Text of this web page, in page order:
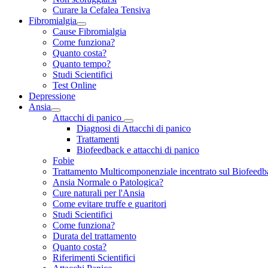
Curare la Cefalea Tensiva
Fibromialgia
Cause Fibromialgia
Come funziona?
Quanto costa?
Quanto tempo?
Studi Scientifici
Test Online
Depressione
Ansia
Attacchi di panico
Diagnosi di Attacchi di panico
Trattamenti
Biofeedback e attacchi di panico
Fobie
Trattamento Multicomponenziale incentrato sul
Ansia Normale o Patologica?
Cure naturali per l'Ansia
Come evitare truffe e guaritori
Studi Scientifici
Come funziona?
Durata del trattamento
Quanto costa?
Riferimenti Scientifici